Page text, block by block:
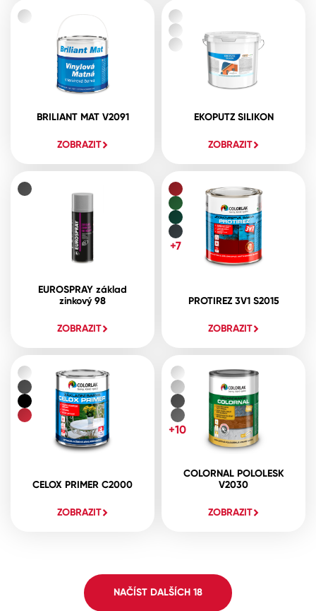
BRILIANT MAT V2091
ZOBRAZIT
EKOPUTZ SILIKON
ZOBRAZIT
EUROSPRAY základ
zinkový 98
ZOBRAZIT
PROTIREZ 3V1 S2015
ZOBRAZIT
+7
CELOX PRIMER C2000
ZOBRAZIT
COLORNAL POLOLESK
V2030
ZOBRAZIT
+10
NAČÍST DALŠÍCH 18